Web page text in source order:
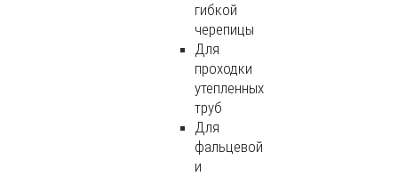
гибкой
черепицы
Для
проходки
утепленных
труб
Для
фальцевой
и